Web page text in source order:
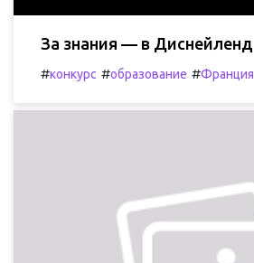
За знания — в Диснейленд
#конкурс #образование #Франция